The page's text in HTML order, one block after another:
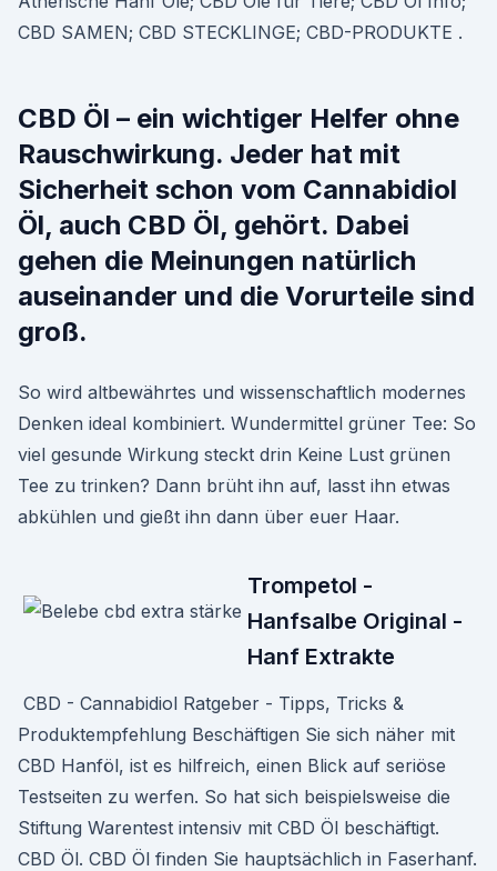
CBD SAMEN; CBD STECKLINGE; CBD-PRODUKTE .
CBD Öl – ein wichtiger Helfer ohne
Rauschwirkung. Jeder hat mit
Sicherheit schon vom Cannabidiol
Öl, auch CBD Öl, gehört. Dabei
gehen die Meinungen natürlich
auseinander und die Vorurteile sind
groß.
So wird altbewährtes und wissenschaftlich modernes
Denken ideal kombiniert. Wundermittel grüner Tee: So
viel gesunde Wirkung steckt drin Keine Lust grünen
Tee zu trinken? Dann brüht ihn auf, lasst ihn etwas
abkühlen und gießt ihn dann über euer Haar.
Trompetol -
Hanfsalbe Original -
Hanf Extrakte
️ CBD - Cannabidiol Ratgeber - Tipps, Tricks &
Produktempfehlung Beschäftigen Sie sich näher mit
CBD Hanföl, ist es hilfreich, einen Blick auf seriöse
Testseiten zu werfen. So hat sich beispielsweise die
Stiftung Warentest intensiv mit CBD Öl beschäftigt.
CBD Öl. CBD Öl finden Sie hauptsächlich in Faserhanf.